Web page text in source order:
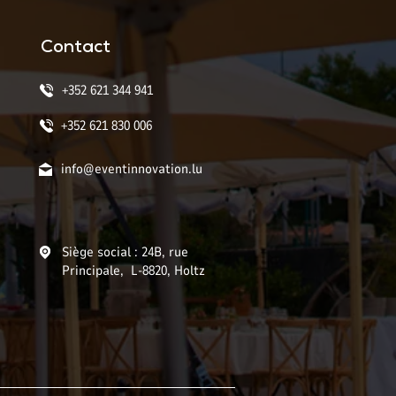
Contact
+352 621 344 941
+352 621 830 006
info@eventinnovation.lu
Siège social : 24B, rue
Principale, L-8820, Holtz